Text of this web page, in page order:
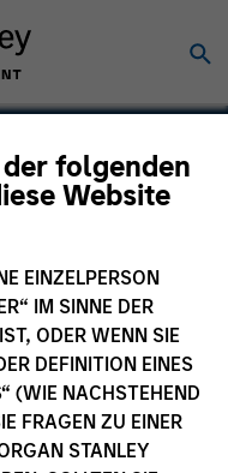
folgenden
Website
EINZELPERSON
IM SINNE DER
ODER WENN SIE
DEFINITION EINES
(WIE NACHSTEHEND
FRAGEN ZU EINER
STANLEY